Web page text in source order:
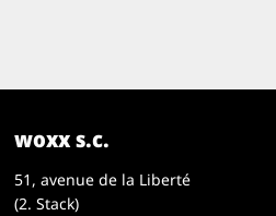
woxx s.c.
51, avenue de la Liberté
(2. Stack)